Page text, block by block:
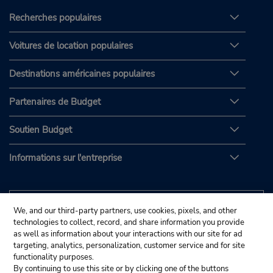
Recherches populaires
Voitures de location populaires
Destinations américaines populaires
Partenaires de Budget
Soutien Budget
Informations sur l'entreprise
We, and our third-party partners, use cookies, pixels, and other
technologies to collect, record, and share information you provide
as well as information about your interactions with our site for ad
targeting, analytics, personalization, customer service and for site
functionality purposes.
By continuing to use this site or by clicking one of the buttons